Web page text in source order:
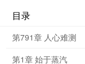
里藏着权贵续命的
目录
第791章 人心难测
第1章 始于蒸汽